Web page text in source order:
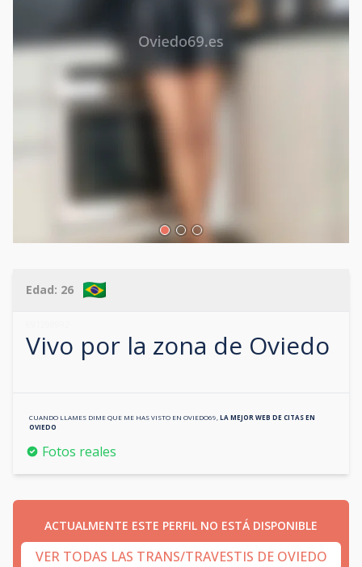
Edad: 26
Vivo por la zona de Oviedo
CUANDO LLAMES DIME QUE ME HAS VISTO EN OVIEDO69 LA MEJOR WEB DE CITAS EN
OVIEDO
Fotos reales
ACTUALMENTE ESTE PERFIL NO ESTÁ DISPONIBLE
VER TODAS LAS TRANS/TRAVESTIS DE OVIEDO